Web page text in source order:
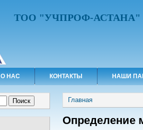
ТОО "УЧПРОФ-АСТАНА"
О НАС КОНТАКТЫ НАШИ
Вы здесь
Главная
Определение